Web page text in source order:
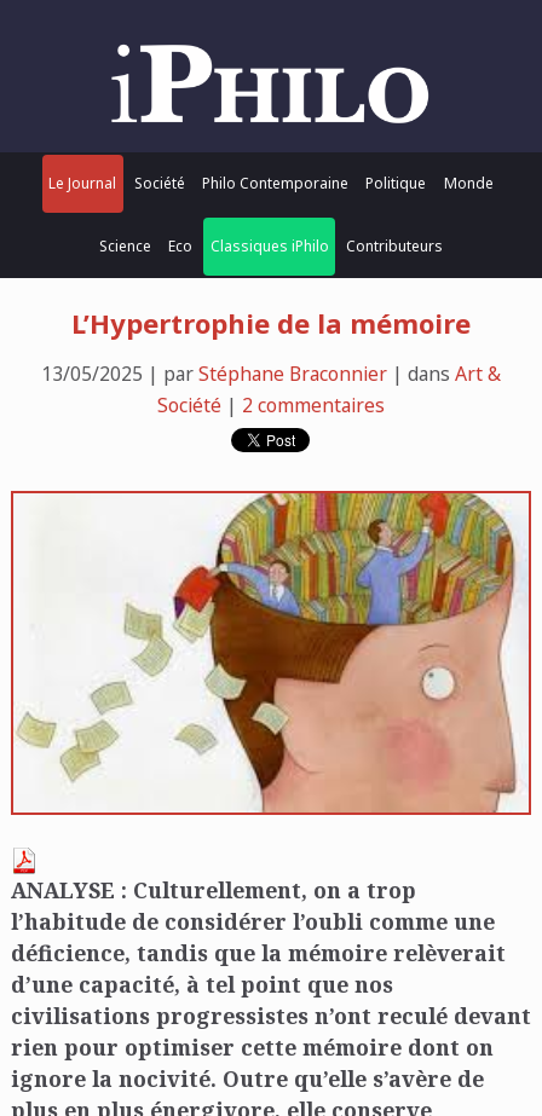
Le Journal Société Philo Contemporaine Politique Monde
Science Eco Classiques iPhilo Contributeurs
L’Hypertrophie de la mémoire
13/05/2025 | parStéphane Braconnier | dans Art &
Société | 2 commentaires
ANALYSE : Culturellement, on a trop
l’habitude de considérer l’oubli comme une
déficience, tandis que la mémoire relèverait
d’une capacité, à tel point que nos
civilisations progressistes n’ont reculé devant
rien pour optimiser cette mémoire dont on
ignore la nocivité. Outre qu’elle s’avère de
plus en plus énergivore, elle conserve